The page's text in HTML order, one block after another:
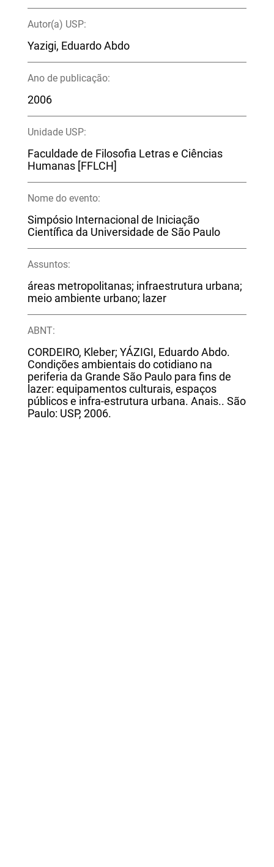
Autor(a) USP:
Yazigi, Eduardo Abdo
Ano de publicação:
2006
Unidade USP:
Faculdade de Filosofia Letras e Ciências
Humanas [FFLCH]
Nome do evento:
Simpósio Internacional de Iniciação
Científica da Universidade de São Paulo
Assuntos:
áreas metropolitanas; infraestrutura urbana;
meio ambiente urbano; lazer
ABNT:
CORDEIRO, Kleber; YÁZIGI, Eduardo Abdo.
Condições ambientais do cotidiano na
periferia da Grande São Paulo para fins de
lazer: equipamentos culturais, espaços
públicos e infra-estrutura urbana. Anais.. São
Paulo: USP, 2006.